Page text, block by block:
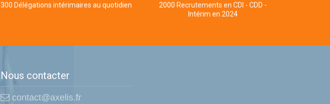
300 Délégations intérimaires au quotidien
2000 Recrutements en CDI - CDD -
Intérim en 2024
Nous contacter
contact@axelis.fr